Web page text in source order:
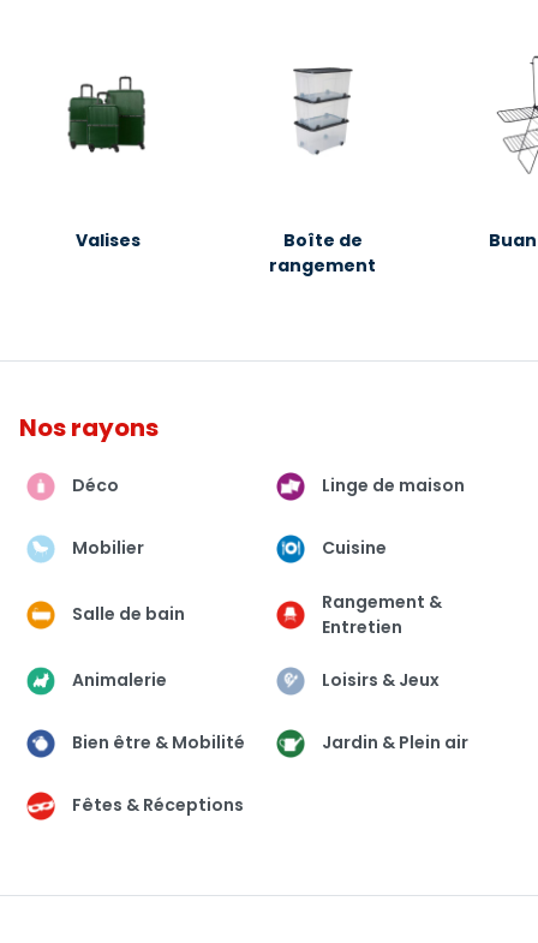
Valises
Boîte de
rangement
Nos rayons
Déco Linge de maison
Mobilier Cuisine
Salle de bain
Rangement &
Entretien
Animalerie Loisirs & Jeux
Bien être & Mobilité Jardin & Plein air
Fêtes & Réceptions